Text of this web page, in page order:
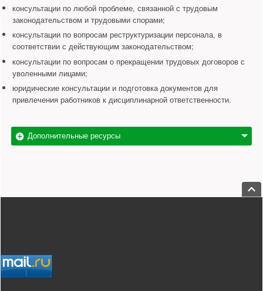
консультации по любой проблеме, связанной с трудовым
законодательством и трудовыми спорами;
консультации по вопросам реструктуризации персонала, в
соответствии с действующим законодательством;
консультации по вопросам о прекращении трудовых договоров с
уволенными лицами;
юридические консультации и подготовка документов для
привлечения работников к дисциплинарной ответственности.
Дополнительные ресурсы